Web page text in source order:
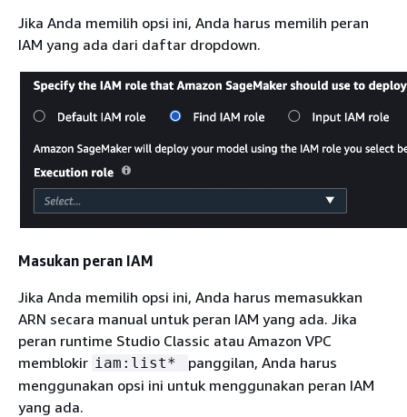
Jika Anda memilih opsi ini, Anda harus memilih peran
IAM yang ada dari daftar dropdown.
Masukan peran IAM
Jika Anda memilih opsi ini, Anda harus memasukkan
ARN secara manual untuk peran IAM yang ada. Jika
peran runtime Studio Classic atau Amazon VPC
memblokir iam:list*
panggilan, Anda harus
menggunakan opsi ini untuk menggunakan peran IAM
yang ada.